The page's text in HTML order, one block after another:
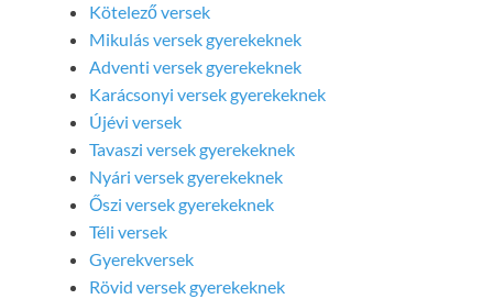
Kötelező versek
Mikulás versek gyerekeknek
Adventi versek gyerekeknek
Karácsonyi versek gyerekeknek
Újévi versek
Tavaszi versek gyerekeknek
Nyári versek gyerekeknek
Őszi versek gyerekeknek
Téli versek
Gyerekversek
Rövid versek gyerekeknek